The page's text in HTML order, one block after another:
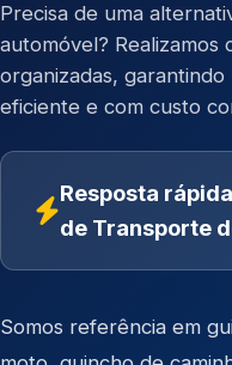
Precisa de uma
automóvel? Realizamos
organizadas,
eficiente e com custo
Resposta
de Transporte
Somos referência em